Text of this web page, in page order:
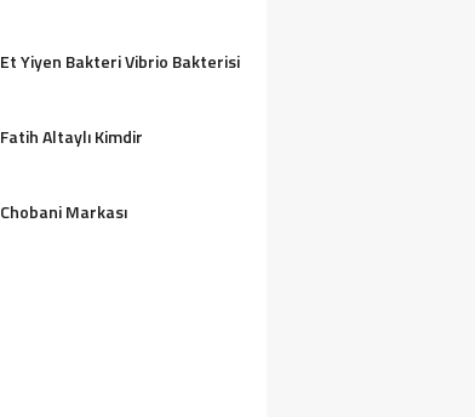
Et Yiyen Bakteri Vibrio Bakterisi
Fatih Altaylı Kimdir
Chobani Markası